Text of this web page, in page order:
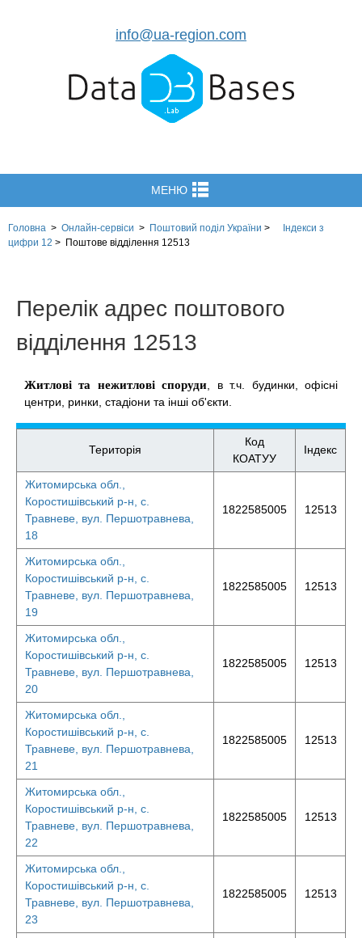
info@ua-region.com
МЕНЮ
Головна > Онлайн-сервіси > Поштовий поділ України >
Індекси з
цифри 12 > Поштове відділення 12513
Перелік адрес поштового
відділення 12513
Житлові та нежитлові споруди , в т.ч. будинки, офісні
центри, ринки, стадіони та інші об'єкти.
Територія
Код
КОАТУУ
Індекс
Житомирська обл.,
Коростишівський р-н, с.
Травневе, вул. Першотравнева,
18
1822585005 12513
Житомирська обл.,
Коростишівський р-н, с.
Травневе, вул. Першотравнева,
19
1822585005 12513
Житомирська обл.,
Коростишівський р-н, с.
Травневе, вул. Першотравнева,
20
1822585005 12513
Житомирська обл.,
Коростишівський р-н, с.
Травневе, вул. Першотравнева,
21
1822585005 12513
Житомирська обл.,
Коростишівський р-н, с.
Травневе, вул. Першотравнева,
22
1822585005 12513
Житомирська обл.,
Коростишівський р-н, с.
Травневе, вул. Першотравнева,
23
1822585005 12513